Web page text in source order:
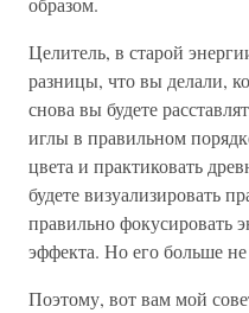
Целитель, в старой
разницы, что вы делали,
снова вы будете
иглы в правильном
цвета и практиковать
будете визуализировать
правильно фокусировать
эффекта. Но его больше не
Поэтому, вот вам мой